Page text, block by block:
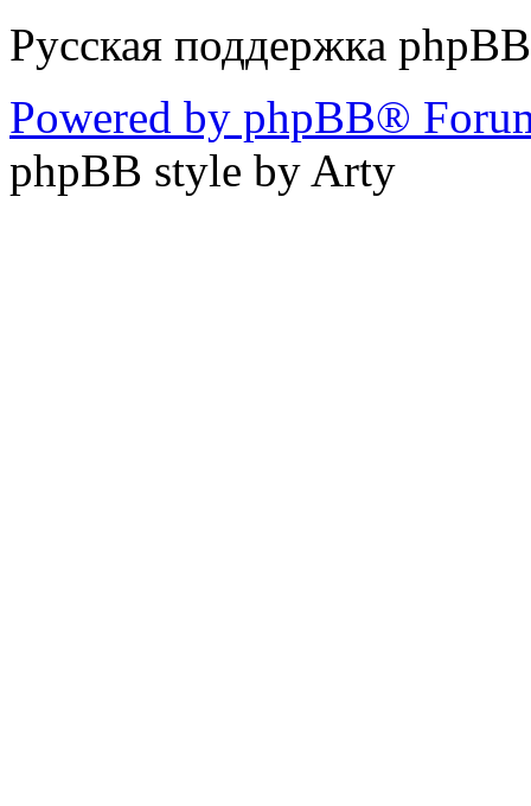
Русская поддержка phpBB
Powered by phpBB®
phpBB style by Arty